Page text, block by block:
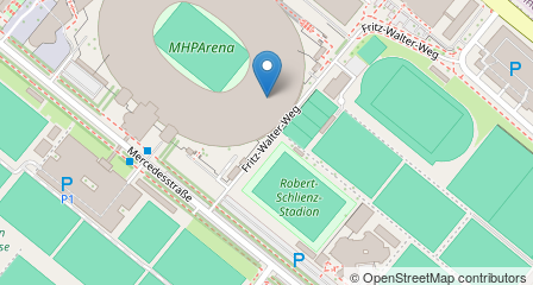
© OpenStreetMap contributors